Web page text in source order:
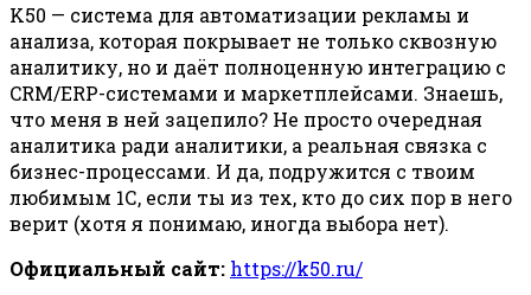
K50 — система для автоматизации рекламы и
анализа, которая покрывает не только сквозную
аналитику, но и даёт полноценную интеграцию с
CRM/ERP-системами и маркетплейсами. Знаешь,
что меня в ней зацепило? Не просто очередная
аналитика ради аналитики, а реальная связка с
бизнес-процессами. И да, подружится с твоим
любимым 1С, если ты из тех, кто до сих пор в него
верит (хотя я понимаю, иногда выбора нет).
Официальный сайт: https://k50.ru/